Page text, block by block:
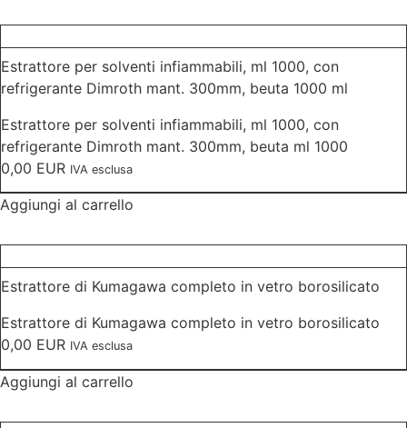
Estrattore per solventi infiammabili, ml 1000, con
refrigerante Dimroth mant. 300mm, beuta 1000 ml
Estrattore per solventi infiammabili, ml 1000, con
refrigerante Dimroth mant. 300mm, beuta ml 1000
0,00 EUR IVA esclusa
Aggiungi al carrello
Estrattore di Kumagawa completo in vetro borosilicato
Estrattore di Kumagawa completo in vetro borosilicato
0,00 EUR IVA esclusa
Aggiungi al carrello